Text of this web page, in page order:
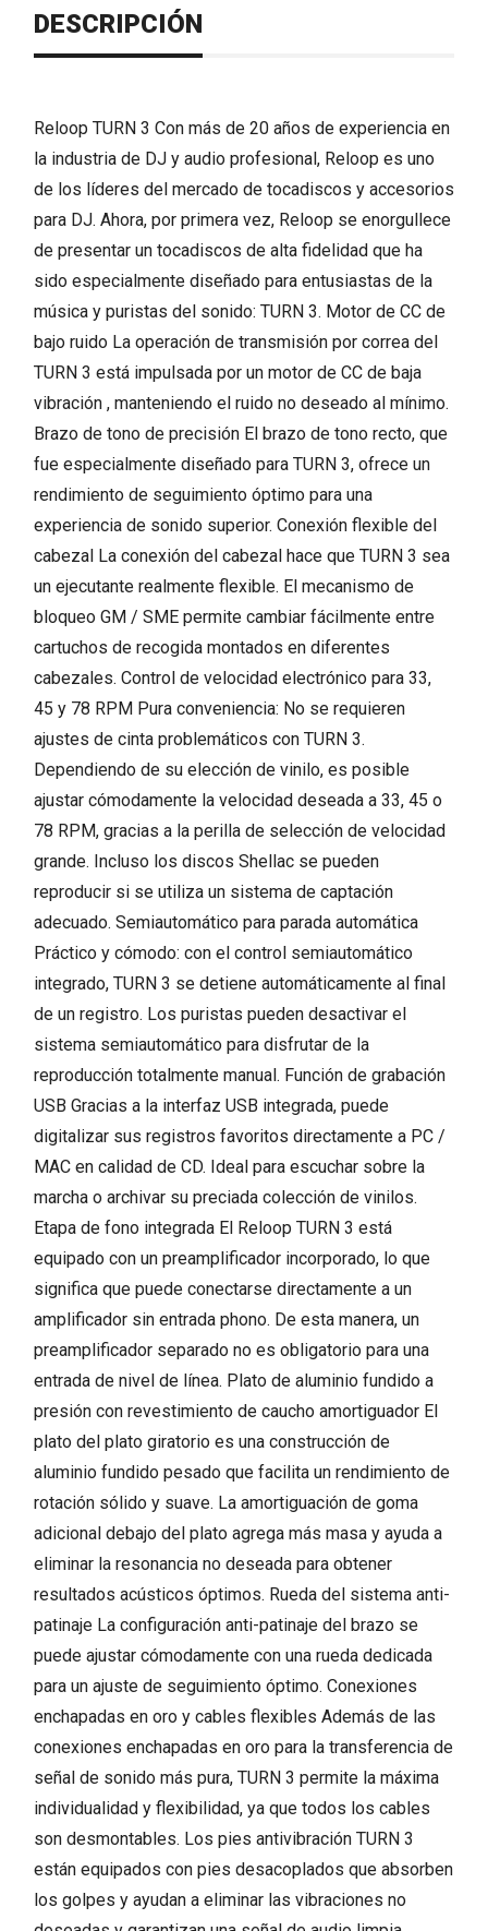
DESCRIPCIÓN
Reloop TURN 3 Con más de 20 años de experiencia en
la industria de DJ y audio profesional, Reloop es uno
de los líderes del mercado de tocadiscos y accesorios
para DJ. Ahora, por primera vez, Reloop se enorgullece
de presentar un tocadiscos de alta fidelidad que ha
sido especialmente diseñado para entusiastas de la
música y puristas del sonido: TURN 3. Motor de CC de
bajo ruido La operación de transmisión por correa del
TURN 3 está impulsada por un motor de CC de baja
vibración , manteniendo el ruido no deseado al mínimo.
Brazo de tono de precisión El brazo de tono recto, que
fue especialmente diseñado para TURN 3, ofrece un
rendimiento de seguimiento óptimo para una
experiencia de sonido superior. Conexión flexible del
cabezal La conexión del cabezal hace que TURN 3 sea
un ejecutante realmente flexible. El mecanismo de
bloqueo GM / SME permite cambiar fácilmente entre
cartuchos de recogida montados en diferentes
cabezales. Control de velocidad electrónico para 33,
45 y 78 RPM Pura conveniencia: No se requieren
ajustes de cinta problemáticos con TURN 3.
Dependiendo de su elección de vinilo, es posible
ajustar cómodamente la velocidad deseada a 33, 45 o
78 RPM, gracias a la perilla de selección de velocidad
grande. Incluso los discos Shellac se pueden
reproducir si se utiliza un sistema de captación
adecuado. Semiautomático para parada automática
Práctico y cómodo: con el control semiautomático
integrado, TURN 3 se detiene automáticamente al final
de un registro. Los puristas pueden desactivar el
sistema semiautomático para disfrutar de la
reproducción totalmente manual. Función de grabación
USB Gracias a la interfaz USB integrada, puede
digitalizar sus registros favoritos directamente a PC /
MAC en calidad de CD. Ideal para escuchar sobre la
marcha o archivar su preciada colección de vinilos.
Etapa de fono integrada El Reloop TURN 3 está
equipado con un preamplificador incorporado, lo que
significa que puede conectarse directamente a un
amplificador sin entrada phono. De esta manera, un
preamplificador separado no es obligatorio para una
entrada de nivel de línea. Plato de aluminio fundido a
presión con revestimiento de caucho amortiguador El
plato del plato giratorio es una construcción de
aluminio fundido pesado que facilita un rendimiento de
rotación sólido y suave. La amortiguación de goma
adicional debajo del plato agrega más masa y ayuda a
eliminar la resonancia no deseada para obtener
resultados acústicos óptimos. Rueda del sistema anti-
patinaje La configuración anti-patinaje del brazo se
puede ajustar cómodamente con una rueda dedicada
para un ajuste de seguimiento óptimo. Conexiones
enchapadas en oro y cables flexibles Además de las
conexiones enchapadas en oro para la transferencia de
señal de sonido más pura, TURN 3 permite la máxima
individualidad y flexibilidad, ya que todos los cables
son desmontables. Los pies antivibración TURN 3
están equipados con pies desacoplados que absorben
los golpes y ayudan a eliminar las vibraciones no